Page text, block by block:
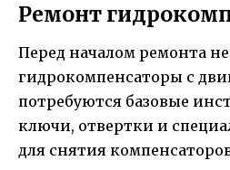
Ремонт
Перед началом ремонта
гидрокомпенсаторы с
потребуются базовые
ключи, отвертки и
для снятия